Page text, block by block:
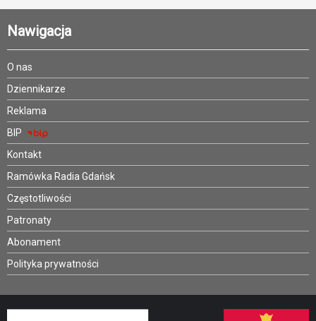
Nawigacja
O nas
Dziennikarze
Reklama
BIP
Kontakt
Ramówka Radia Gdańsk
Częstotliwości
Patronaty
Abonament
Polityka prywatności